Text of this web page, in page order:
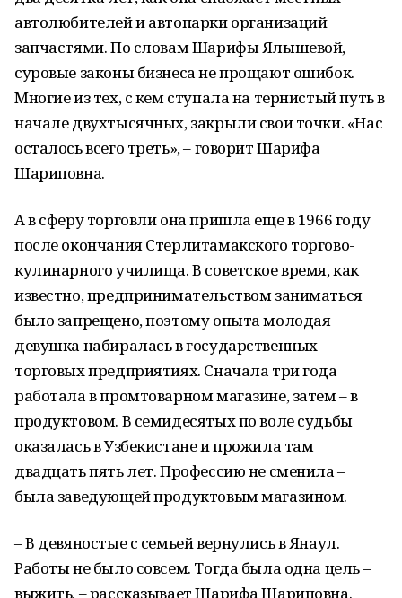
автолюбителей и автопарки организаций
запчастями. По словам Шарифы Ялышевой,
суровые законы бизнеса не прощают ошибок.
Многие из тех, с кем ступала на тернистый путь в
начале двухтысячных, закрыли свои точки. «Нас
осталось всего треть», – говорит Шарифа
Шариповна.
А в сферу торговли она пришла еще в 1966 году
после окончания Стерлитамакского торгово-
кулинарного училища. В советское время, как
известно, предпринимательством заниматься
было запрещено, поэтому опыта молодая
девушка набиралась в государственных
торговых предприятиях. Сначала три года
работала в промтоварном магазине, затем – в
продуктовом. В семидесятых по воле судьбы
оказалась в Узбекистане и прожила там
двадцать пять лет. Профессию не сменила –
была заведующей продуктовым магазином.
– В девяностые с семьей вернулись в Янаул.
Работы не было совсем. Тогда была одна цель –
выжить, – рассказывает Шарифа Шариповна.